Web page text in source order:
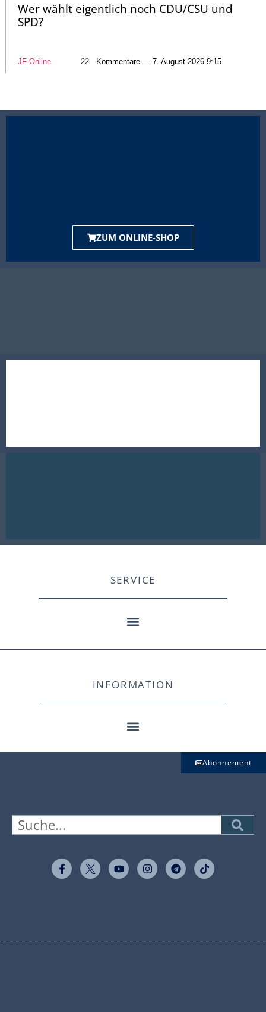
Wer wählt eigentlich noch CDU/CSU und
SPD?
JF-Online 22 Kommentare — 7. August 2026 9:15
ZUM ONLINE-SHOP
SERVICE
INFORMATION
Abonnement